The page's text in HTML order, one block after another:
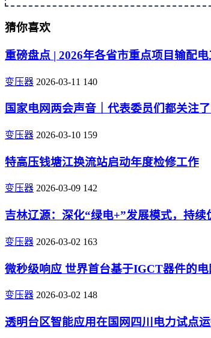
猜你喜欢
重磅盘点 | 2026年各省市重点项目输配电
变压器 2026-03-11 140
国家电网两会声音｜代表委员们都关注了
变压器 2026-03-10 159
特高压钱塘江换流站启动年度检修工作
变压器 2026-03-09 142
吉林辽源：深化“绿电+”发展模式，持
变压器 2026-03-02 163
微秒级响应 世界首台基于IGCT器件的
变压器 2026-03-02 148
透明台区智能应用在国网四川电力试点